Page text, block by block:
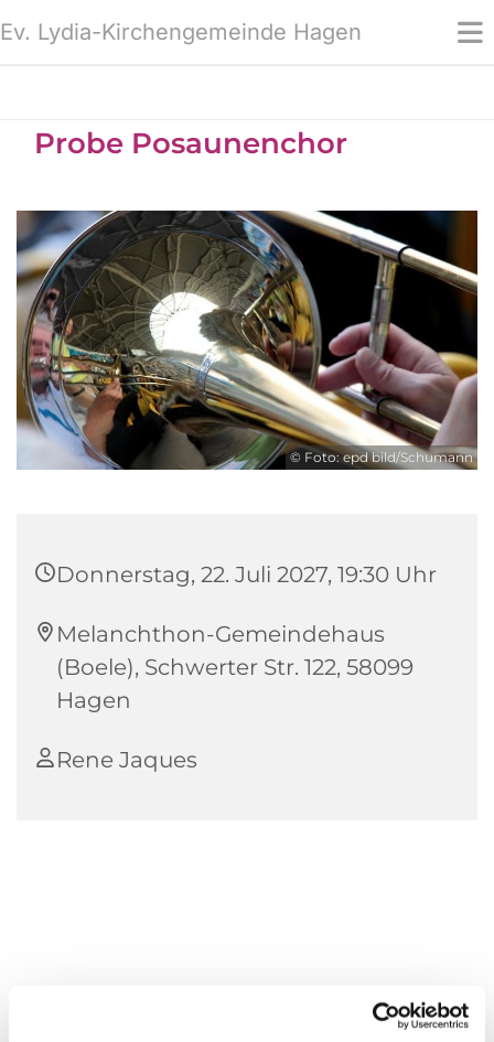
Ev. Lydia-Kirchengemeinde Hagen
Probe Posaunenchor
© Foto: epd bild/Schumann
Donnerstag, 22. Juli 2027, 19:30 Uhr
Melanchthon-Gemeindehaus
(Boele), Schwerter Str. 122, 58099
Hagen
Rene Jaques